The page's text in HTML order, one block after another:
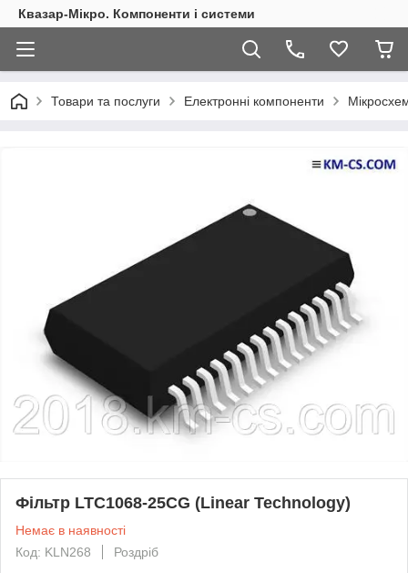
Квазар-Мікро. Компоненти і системи
Товари та послуги Електронні компоненти
Фільтр LTC1068-25CG (Linear Technology)
Немає в наявності
Код: KLN268
Роздріб